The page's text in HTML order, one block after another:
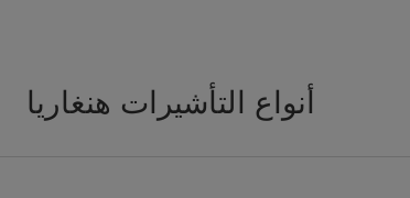
أنواع التأشيرات هنغاريا